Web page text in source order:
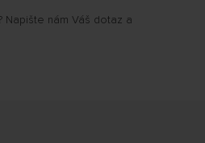
Napište nám Váš dotaz a